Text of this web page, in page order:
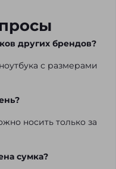
других брендов?
с размерами
носить только за
сумка?